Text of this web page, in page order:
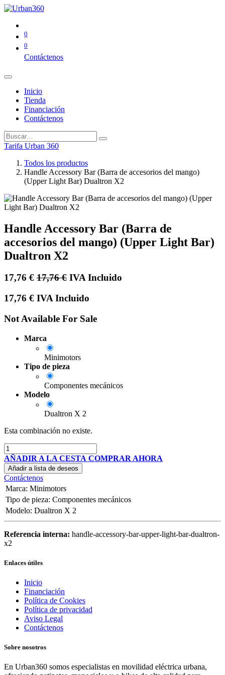
0
0
Contáctenos
Inicio
Tienda
Financiación
Contáctenos
Tarifa Urban 360
Todos los productos
Handle Accessory Bar (Barra de accesorios del mango)
(Upper Light Bar) Dualtron X2
Handle Accessory Bar (Barra de
accesorios del mango) (Upper Light Bar)
Dualtron X2
17,76 € 17,76€ IVA Incluido
17,76 € IVA Incluido
Not Available For Sale
Marca
Minimotors
Tipo de pieza
Componentes mecánicos
Modelo
Dualtron X 2
Esta combinación no existe.
AÑADIR A LA CESTA COMPRAR AHORA
Añadir a lista de deseos
Contáctenos
Marca: Minimotors
Tipo de pieza: Componentes mecánicos
Modelo: Dualtron X 2
Referencia interna: handle-accessory-bar-upper-light-bar-dualtron-
x2
Enlaces útiles
Inicio
Financiación
Política de Cookies
Política de privacidad
Aviso Legal
Contáctenos
Sobre nosotros
En Urban360 somos especialistas en movilidad eléctrica urbana,